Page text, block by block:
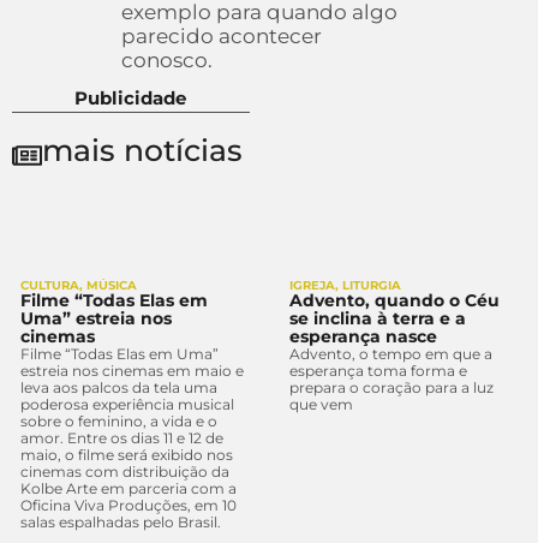
exemplo para quando algo
parecido acontecer
conosco.
Publicidade
mais notícias
CULTURA, MÚSICA
Filme “Todas Elas em
Uma” estreia nos
cinemas
Filme “Todas Elas em Uma”
estreia nos cinemas em maio e
leva aos palcos da tela uma
poderosa experiência musical
sobre o feminino, a vida e o
amor. Entre os dias 11 e 12 de
maio, o filme será exibido nos
cinemas com distribuição da
Kolbe Arte em parceria com a
Oficina Viva Produções, em 10
salas espalhadas pelo Brasil.
IGREJA, LITURGIA
Advento, quando o Céu
se inclina à terra e a
esperança nasce
Advento, o tempo em que a
esperança toma forma e
prepara o coração para a luz
que vem